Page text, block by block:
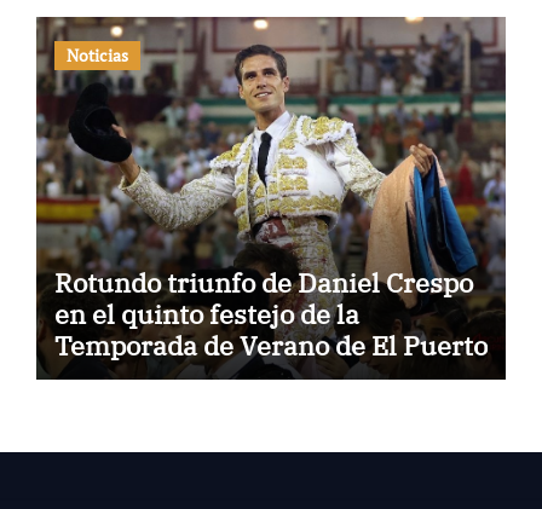
Noticias
Rotundo triunfo de Daniel Crespo
en el quinto festejo de la
Temporada de Verano de El Puerto